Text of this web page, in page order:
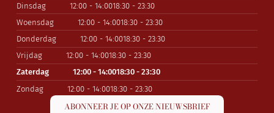
Dinsdag
12:00 - 14:0018:30 - 23:30
Woensdag
12:00 - 14:0018:30 - 23:30
Donderdag
12:00 - 14:0018:30 - 23:30
Vrijdag
12:00 - 14:0018:30 - 23:30
Zaterdag
12:00 - 14:0018:30 - 23:30
Zondag
12:00 - 14:0018:30 - 23:30
ABONNEER JE OP ONZE NIEUWSBRIEF